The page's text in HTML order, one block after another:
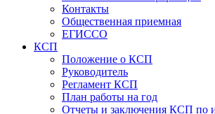
Контакты
Общественная приемная
ЕГИССО
КСП
Положение о КСП
Руководитель
Регламент КСП
План работы на год
Отчеты и заключения КСП по